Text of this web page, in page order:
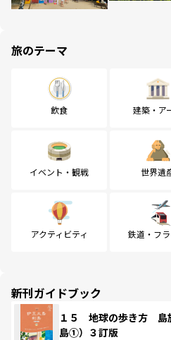
旅のテーマ
飲食 建築・ア
イベント・観戦 世界遺
アクティビティ 鉄道・フ
新刊ガイドブック
１５ 地球の歩き方
島①）３訂版